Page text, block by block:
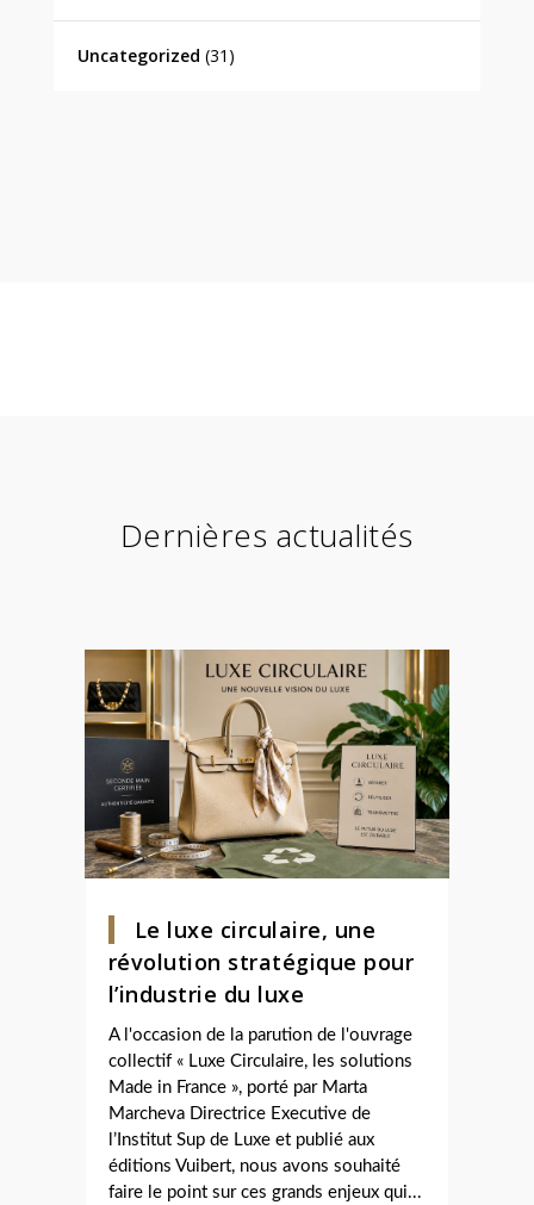
Uncategorized (31)
Dernières actualités
Le luxe circulaire, une
révolution stratégique pour
l’industrie du luxe
A l'occasion de la parution de l'ouvrage
collectif « Luxe Circulaire, les solutions
Made in France », porté par Marta
Marcheva Directrice Executive de
l’Institut Sup de Luxe et publié aux
éditions Vuibert, nous avons souhaité
faire le point sur ces grands enjeux qui...